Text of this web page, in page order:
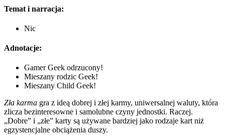
Temat i narracja:
Nic
Adnotacje:
Gamer Geek odrzucony!
Mieszany rodzic Geek!
Mieszany Child Geek!
Zła karma gra z ideą dobrej i złej karmy, uniwersalnej waluty, która
zlicza bezinteresowne i samolubne czyny jednostki. Raczej.
„Dobre” i „złe” karty są używane bardziej jako rodzaje kart niż
egzystencjalne obciążenia duszy.